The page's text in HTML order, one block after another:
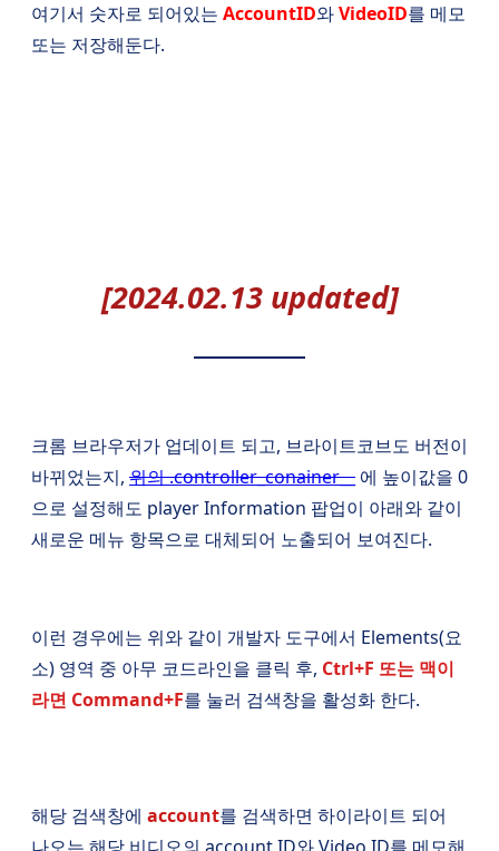
여기서 숫자로 되어있는 AccountID와VideoID를 메모
또는 저장해둔다.
[2024.02.13 updated]
크롬 브라우저가 업데이트 되고, 브라이트코브도 버전이
바뀌었는지, 위의 .controller_conainer__ 에 높이값을 0
으로 설정해도 player Information 팝업이 아래와 같이
새로운 메뉴 항목으로 대체되어 노출되어 보여진다.
이런 경우에는 위와 같이 개발자 도구에서 Elements(요
소) 영역 중 아무 코드라인을 클릭 후, Ctrl+F 또는 맥이
라면 Command+F를 눌러 검색창을 활성화 한다.
해당 검색창에 account를 검색하면 하이라이트 되어